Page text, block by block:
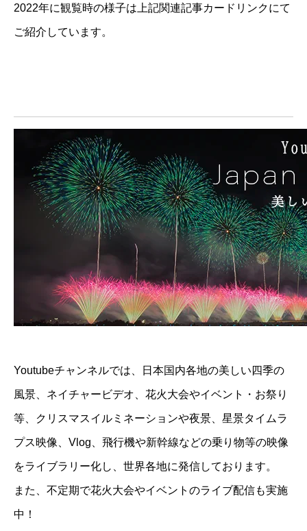
二万一千平方メートルの敷地に約800
2022年に観覧時の様子は上記関連記事カードリンクにて
ご紹介しています。
Youtubeチャンネルでは、日本国内各地の美しい四季の
風景、ネイチャービデオ、花火大会やイベント・お祭り
等、クリスマスイルミネーションや夜景、星景タイムラ
プス映像、Vlog、飛行機や新幹線などの乗り物等の映像
をライブラリー化し、世界各地に発信しております。
また、不定期で花火大会やイベントのライブ配信も実施
中！